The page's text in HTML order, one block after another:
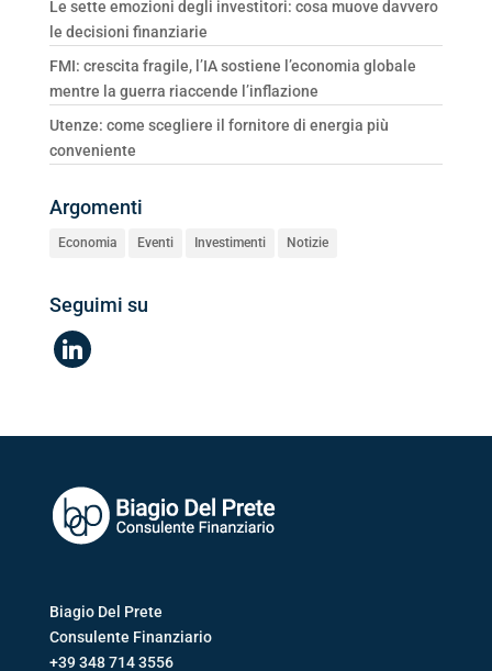
Le sette emozioni degli investitori: cosa muove davvero
le decisioni finanziarie
FMI: crescita fragile, l’IA sostiene l’economia globale
mentre la guerra riaccende l’inflazione
Utenze: come scegliere il fornitore di energia più
conveniente
Argomenti
Economia Eventi Investimenti Notizie
Seguimi su
linkedin
Biagio Del Prete
Consulente Finanziario
+39 348 714 3556